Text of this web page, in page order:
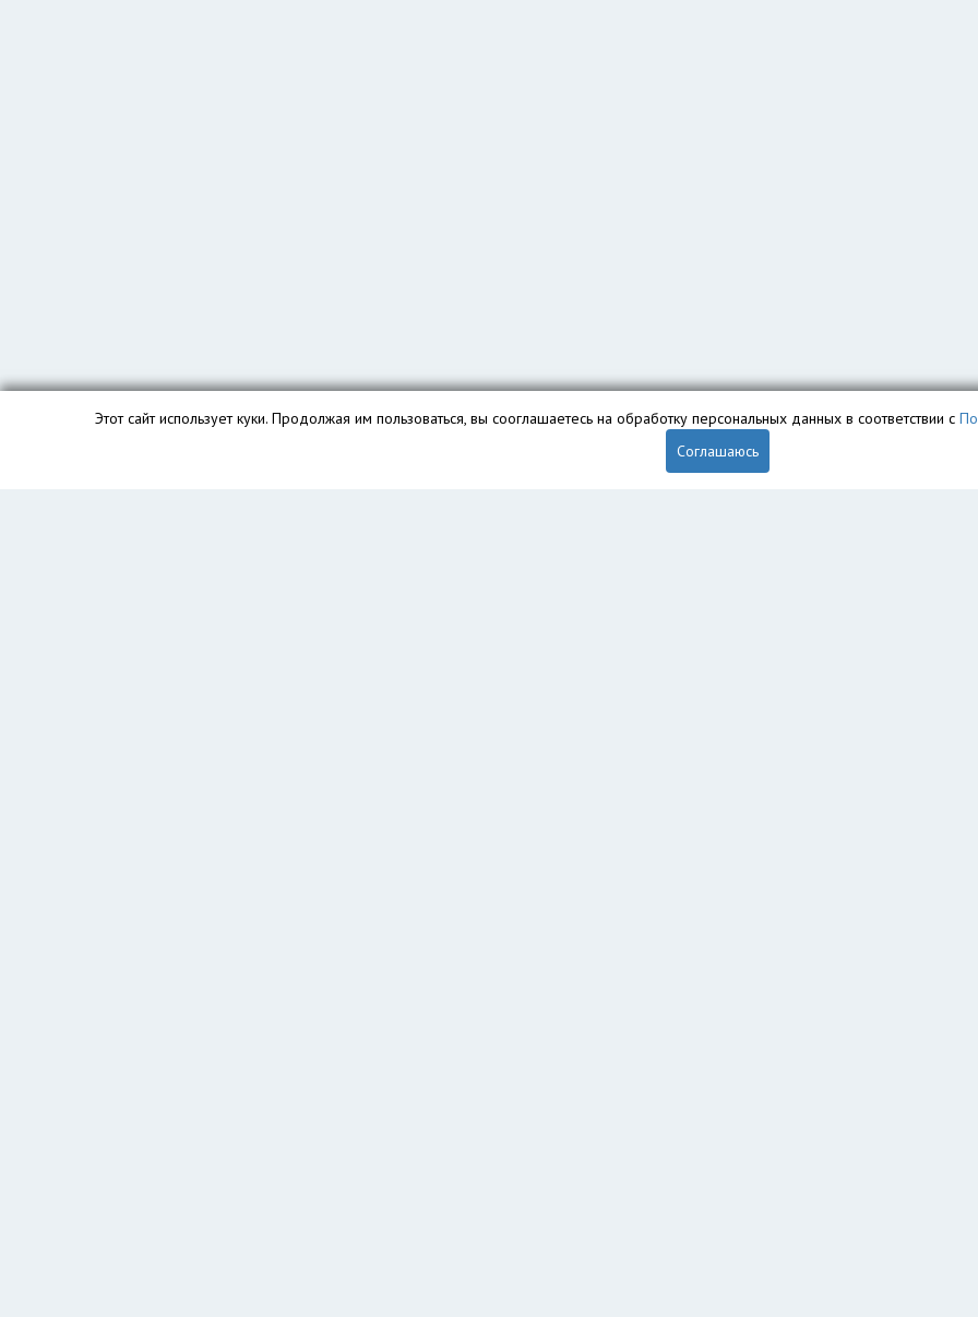
Этот сайт использует куки. Продолжая им пользоваться, вы сооглашаетесь на обработку персональных данных в соответствии с
Соглашаюсь